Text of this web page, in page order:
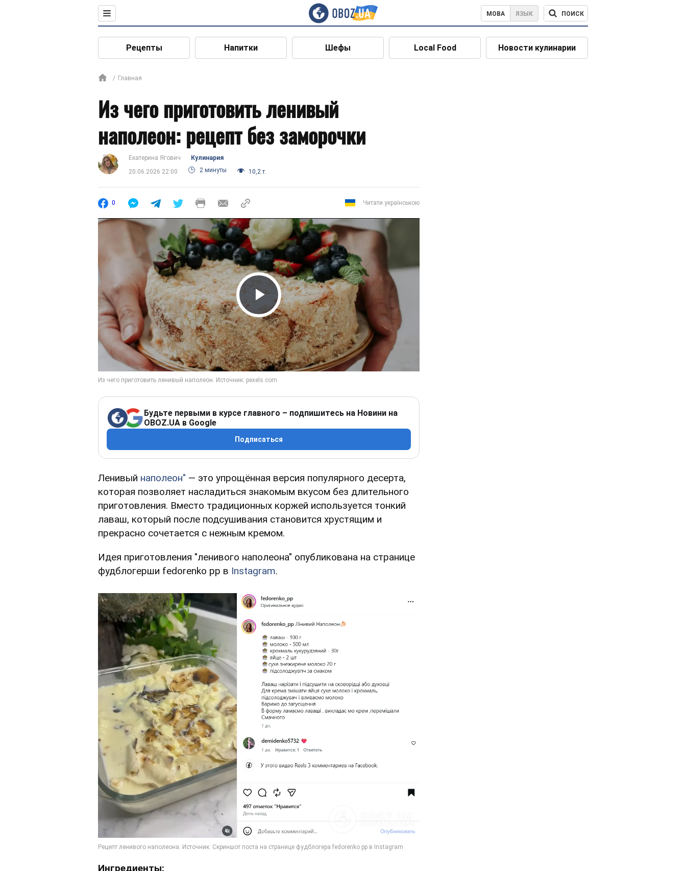
МОВА ЯЗЫК ПОИСК
Рецепты Напитки Шефы Local Food Новости кулинарии
Главная
Из чего приготовить ленивый
наполеон: рецепт без заморочки
Екатерина Ягович
Кулинария
20.06.2026 22:00
2 минуты 10,2 т.
0 Читати українською
Play Video
Будьте первыми в курсе главного – подпишитесь на Новини на
OBOZ.UA в Google
Подписаться
Ленивый наполеон" — это упрощённая версия популярного десерта,
которая позволяет насладиться знакомым вкусом без длительного
приготовления. Вместо традиционных коржей используется тонкий
лаваш, который после подсушивания становится хрустящим и
прекрасно сочетается с нежным кремом.
Идея приготовления "ленивого наполеона" опубликована на странице
фудблогерши fedorenko pp в Instagram.
Ингредиенты: